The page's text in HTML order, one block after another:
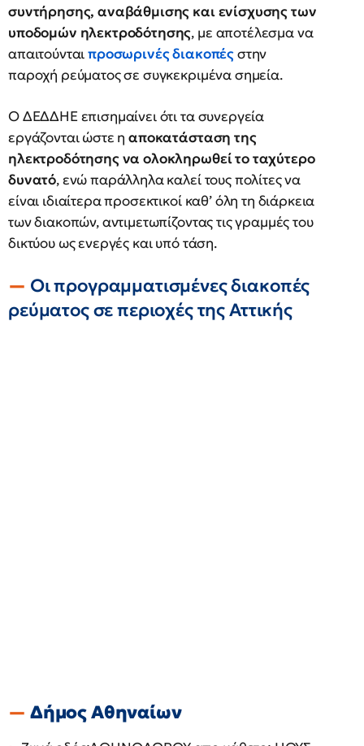
συντήρησης, αναβάθμισης και ενίσχυσης των
υποδομών ηλεκτροδότησης, με αποτέλεσμα να
απαιτούνταιπροσωρινές διακοπέςστην
παροχή ρεύματος σε συγκεκριμένα σημεία.
Ο ΔΕΔΔΗΕ επισημαίνει ότι τα συνεργεία
εργάζονται ώστε ηαποκατάσταση της
ηλεκτροδότησης να ολοκληρωθεί το ταχύτερο
δυνατό, ενώ παράλληλα καλεί τους πολίτες να
είναι ιδιαίτερα προσεκτικοί καθ’ όλη τη διάρκεια
των διακοπών, αντιμετωπίζοντας τις γραμμές του
δικτύου ως ενεργές και υπό τάση.
Οι προγραμματισμένες διακοπές
ρεύματος σε περιοχές της Αττικής
Δήμος Αθηναίων